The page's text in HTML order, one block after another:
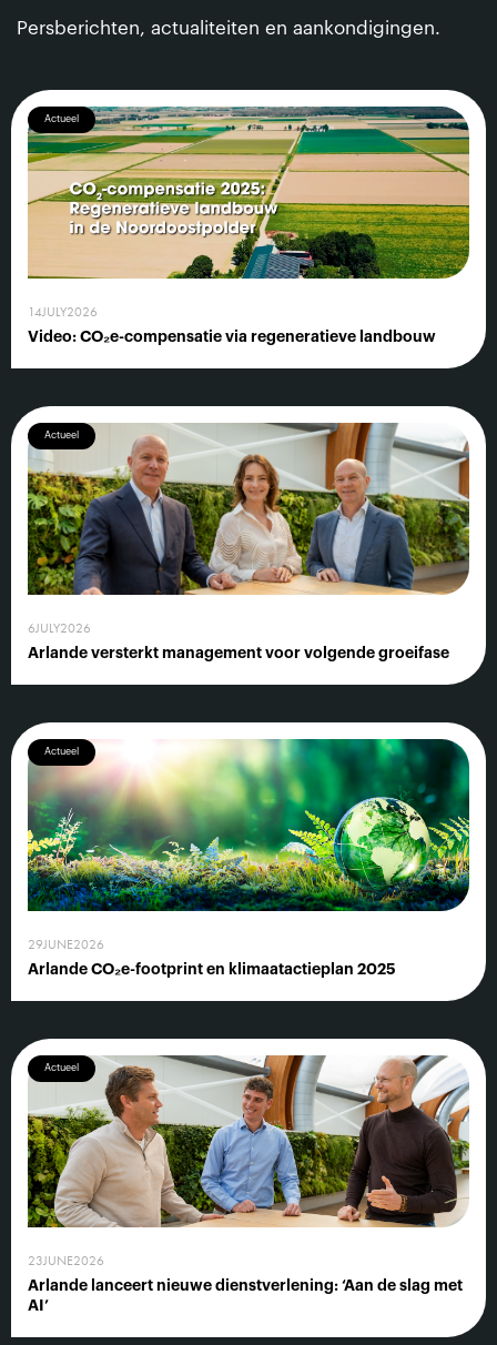
Persberichten, actualiteiten en aankondigingen.
Actueel
14JULY2026
Video: CO₂e-compensatie via regeneratieve landbouw
Actueel
6JULY2026
Arlande versterkt management voor volgende groeifase
Actueel
29JUNE2026
Arlande CO₂e-footprint en klimaatactieplan 2025
Actueel
23JUNE2026
Arlande lanceert nieuwe dienstverlening: ‘Aan de slag met
AI’